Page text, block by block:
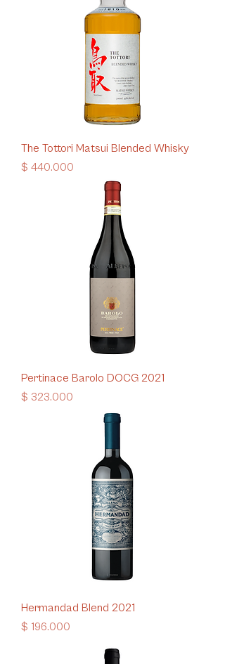
The Tottori Matsui Blended Whisky
Precio
$ 440.000
Pertinace Barolo DOCG 2021
Precio
$ 323.000
Hermandad Blend 2021
Precio
$ 196.000